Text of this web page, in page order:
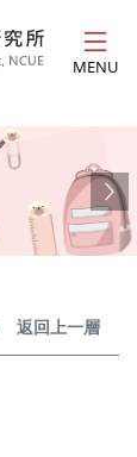
MENU
返回上一層